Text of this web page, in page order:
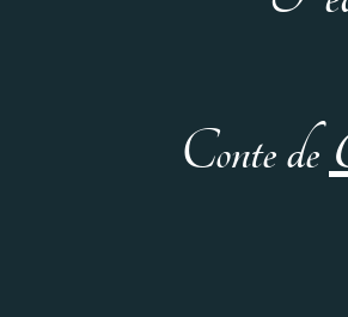
Conte de